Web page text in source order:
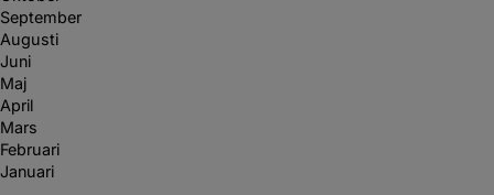
September
Augusti
Juni
Maj
April
Mars
Februari
Januari